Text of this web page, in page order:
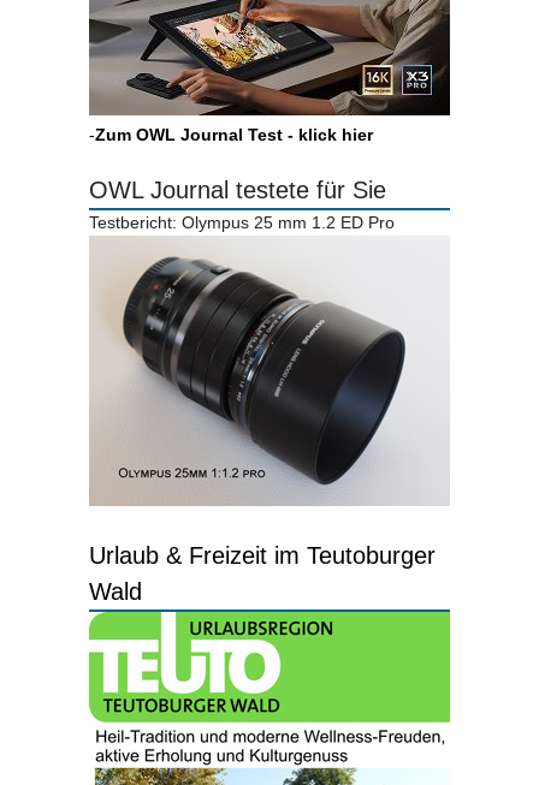
-Zum OWL Journal Test - klick hier
OWL Journal testete für Sie
Testbericht: Olympus 25 mm 1.2 ED Pro
Urlaub & Freizeit im Teutoburger
Wald